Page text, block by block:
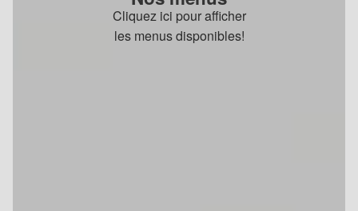
Cliquez ici pour afficher
les menus disponibles!